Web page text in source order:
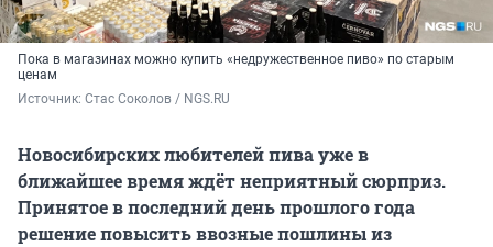
Пока в магазинах можно купить «недружественное пиво» по старым
ценам
Источник: Стас Соколов / NGS.RU
Новосибирских любителей пива уже в
ближайшее время ждёт неприятный сюрприз.
Принятое в последний день прошлого года
решение повысить ввозные пошлины из